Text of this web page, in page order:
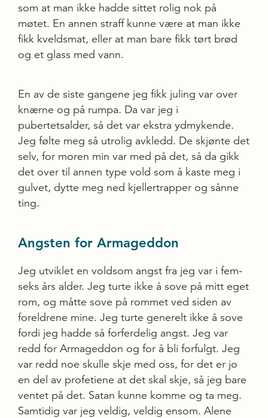
som at man ikke hadde sittet rolig nok på
møtet. En annen straff kunne være at man ikke
fikk kveldsmat, eller at man bare fikk tørt brød
og et glass med vann.
En av de siste gangene jeg fikk juling var over
knærne og på rumpa. Da var jeg i
pubertetsalder, så det var ekstra ydmykende.
Jeg følte meg så utrolig avkledd. De skjønte det
selv, for moren min var med på det, så da gikk
det over til annen type vold som å kaste meg i
gulvet, dytte meg ned kjellertrapper og sånne
ting.
Angsten for Armageddon
Jeg utviklet en voldsom angst fra jeg var i fem-
seks års alder. Jeg turte ikke å sove på mitt eget
rom, og måtte sove på rommet ved siden av
foreldrene mine. Jeg turte generelt ikke å sove
fordi jeg hadde så forferdelig angst. Jeg var
redd for Armageddon og for å bli forfulgt. Jeg
var redd noe skulle skje med oss, for det er jo
en del av profetiene at det skal skje, så jeg bare
ventet på det. Satan kunne komme og ta meg.
Samtidig var jeg veldig, veldig ensom. Alene